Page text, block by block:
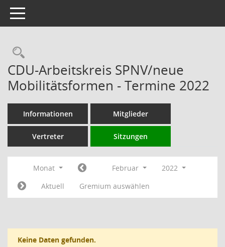
Toggle navigation
Rechercheauswahl
CDU-Arbeitskreis SPNV/neue
Mobilitätsformen - Termine 2022
Informationen Mitglieder
Vertreter Sitzungen
Monat Februar
2022
Aktuell
Gremium auswählen
Keine Daten gefunden.